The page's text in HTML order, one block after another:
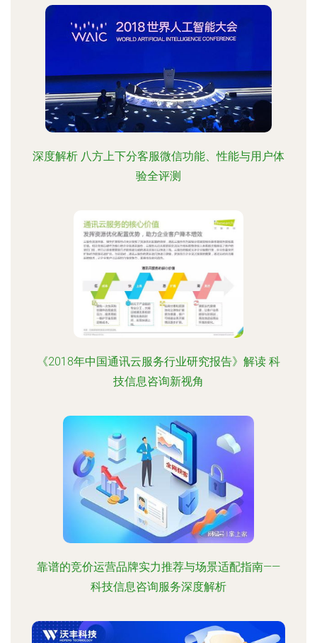
深度解析 八方上下分客服微信功能、性能与用户体
验全评测
《2018年中国通讯云服务行业研究报告》解读 科
技信息咨询新视角
靠谱的竞价运营品牌实力推荐与场景适配指南——
科技信息咨询服务深度解析